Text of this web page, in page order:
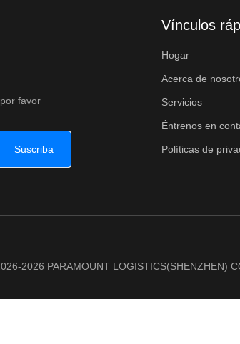
favor
Suscriba
Vínculos
Hogar
Acerca de
Servicios
Éntrenos en
Políticas de
2026 PARAMOUNT LOGISTICS(SHENZHEN)